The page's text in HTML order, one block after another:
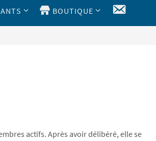
BOUTIQUE
actifs. Après avoir délibéré, elle se